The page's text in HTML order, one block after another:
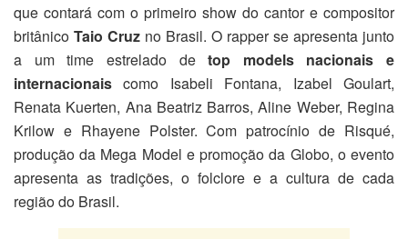
que contará com o primeiro show do cantor e compositor
britânico Taio Cruz no Brasil. O rapper se apresenta junto
a um time estrelado detop models nacionais e
internacionais como Isabeli Fontana, Izabel Goulart,
Renata Kuerten, Ana Beatriz Barros, Aline Weber, Regina
Krilow e Rhayene Polster. Com patrocínio de Risqué,
produção da Mega Model e promoção da Globo, o evento
apresenta as tradições, o folclore e a cultura de cada
região do Brasil.